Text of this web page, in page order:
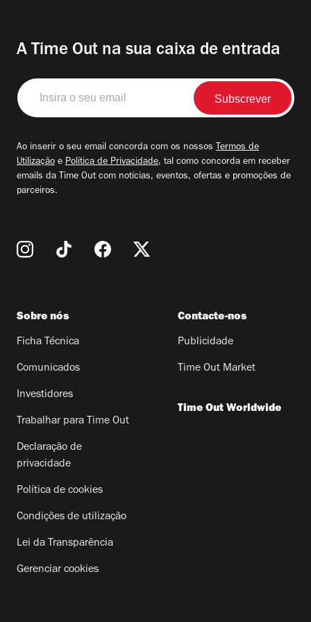
A Time Out na sua caixa de entrada
Insira
o
seu
Ao inserir o seu email concorda com os nossos Termos de
Utilização e Política de Privacidade, tal como concorda em receber
emails da Time Out com notícias, eventos, ofertas e promoções de
parceiros.
Sobre nós
Ficha Técnica
Comunicados
Investidores
Trabalhar para Time Out
Declaração de
privacidade
Política de cookies
Condições de utilização
Lei da Transparência
Gerenciar cookies
Contacte-nos
Publicidade
Time Out Market
Time Out Worldwide